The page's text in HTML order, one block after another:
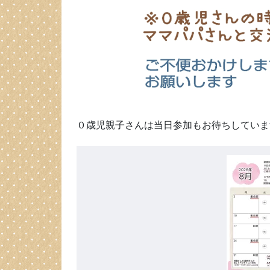
０歳児親子さんは当日参加もお待ちしてい